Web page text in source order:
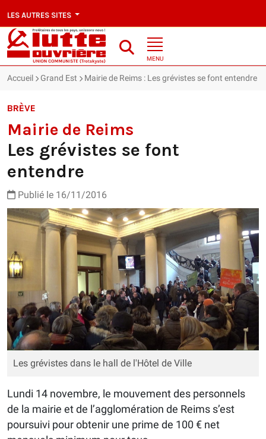
LES AUTRES SITES
MENU
Accueil Grand Est Mairie de Reims : Les grévistes se font entendre
BRÈVE
Mairie de Reims
Les grévistes se font
entendre
Publié le 16/11/2016
Les grévistes dans le hall de l'Hôtel de Ville
Lundi 14 novembre, le mouvement des personnels
de la mairie et de l’agglomération de Reims s’est
poursuivi pour obtenir une prime de 100 € net